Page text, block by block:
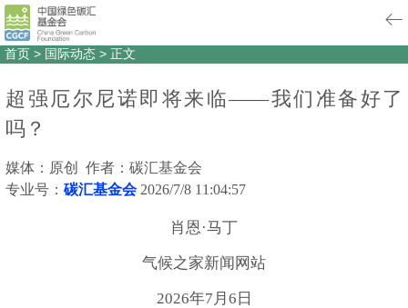
首页 > 国际动态 > 正文
超强厄尔尼诺即将来临——我们准备好了
吗？
媒体：原创 作者：碳汇基金会
专业号： 碳汇基金会 2026/7/8 11:04:57
肖恩·马丁
气候之家新闻网站
2026年7月6日